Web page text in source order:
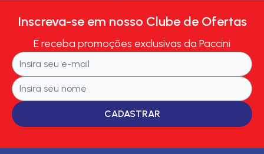
Inscreva-se em nosso Clube de Ofertas
E receba promoções exclusivas da Paccini
CADASTRAR